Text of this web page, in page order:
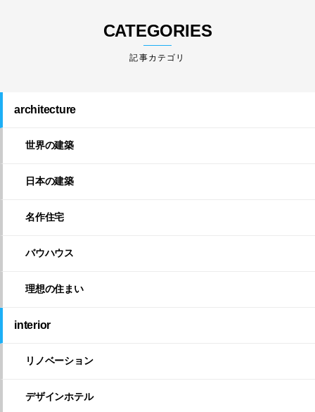
CATEGORIES
architecture
世界の建築
日本の建築
名作住宅
バウハウス
理想の住まい
interior
リノベーション
デザインホテル